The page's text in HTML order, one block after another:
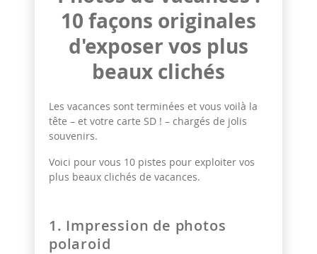
10 façons originales
d'exposer vos plus
beaux clichés
Les vacances sont terminées et vous voilà la
tête – et votre carte SD ! – chargés de jolis
souvenirs.
Voici pour vous 10 pistes pour exploiter vos
plus beaux clichés de vacances.
1. Impression de photos
polaroid